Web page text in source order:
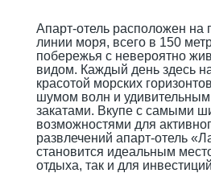
Апарт-отель расположен на
линии моря, всего в 150
побережья с невероятно
видом. Каждый день здесь
красотой морских
шумом волн и
закатами. Вкупе с самыми
возможностями для
развлечений апарт-отель
становится идеальным
отдыха, так и для